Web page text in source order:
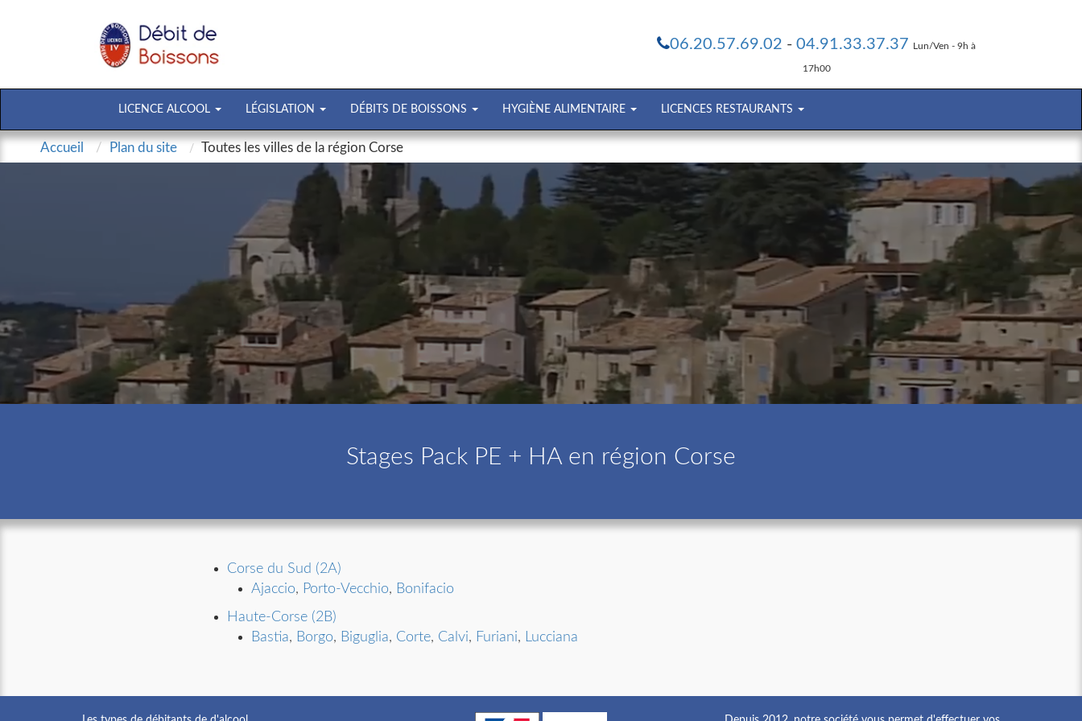
06.20.57.69.02 - 04.91.33.37.37 Lun/Ven - 9h à
17h00
LICENCE ALCOOL LÉGISLATION DÉBITS DE BOISSONS HYGIÈNE ALIMENTAIRE LICENCES RESTAURANTS
Accueil Plan du site Toutes les villes de la région Corse
Stages Pack PE + HA en région Corse
Corse du Sud (2A)
Ajaccio, Porto-Vecchio, Bonifacio
Haute-Corse (2B)
Bastia, Borgo, Biguglia, Corte, Calvi, Furiani, Lucciana